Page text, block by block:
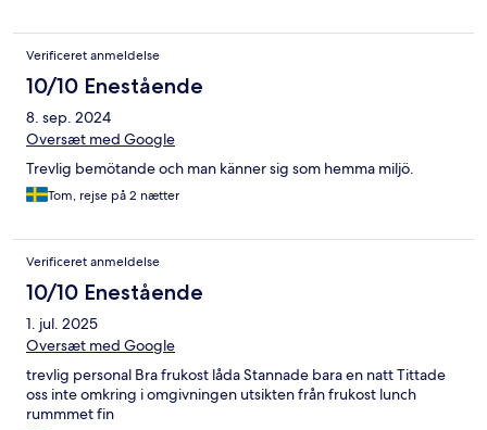
Verificeret anmeldelse
10/10 Enestående
8. sep. 2024
Oversæt med Google
Trevlig bemötande och man känner sig som hemma miljö.
Tom, rejse på 2 nætter
Verificeret anmeldelse
10/10 Enestående
1. jul. 2025
Oversæt med Google
trevlig personal Bra frukost låda Stannade bara en natt Tittade
oss inte omkring i omgivningen utsikten från frukost lunch
rummmet fin